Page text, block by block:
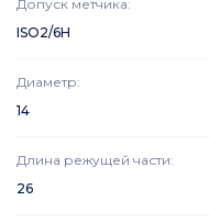
Допуск метчика:
ISO2/6H
Диаметр:
14
Длина режущей части:
26